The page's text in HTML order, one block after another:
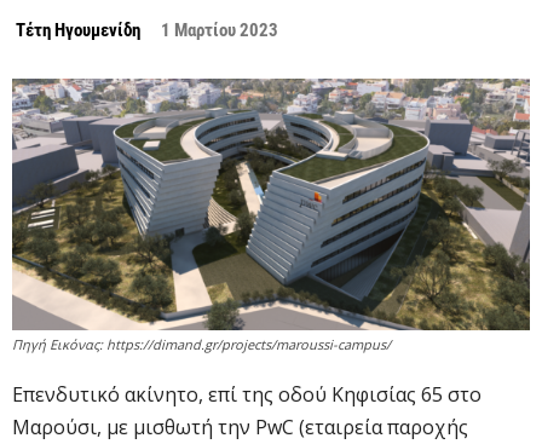
Τέτη Ηγουμενίδη 1 Μαρτίου 2023
Πηγή Εικόνας: https://dimand.gr/projects/maroussi-campus/
Επενδυτικό ακίνητο, επί της οδού Κηφισίας 65 στο
Μαρούσι, με μισθωτή την PwC (εταιρεία παροχής